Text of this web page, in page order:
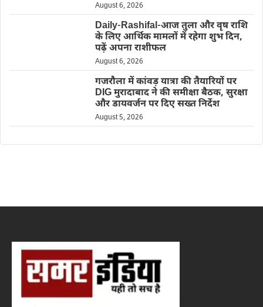
August 6, 2026
Daily-Rashifal-आज तुला और वृष राशि
के लिए आर्थिक मामलों में रहेगा शुभ दिन,
पढ़ें अपना राशीफल
August 6, 2026
गजरौला में कांवड़ यात्रा की तैयारियों पर
DIG मुरादाबाद ने की समीक्षा बैठक, सुरक्षा
और डायवर्जन पर दिए सख्त निर्देश
August 5, 2026